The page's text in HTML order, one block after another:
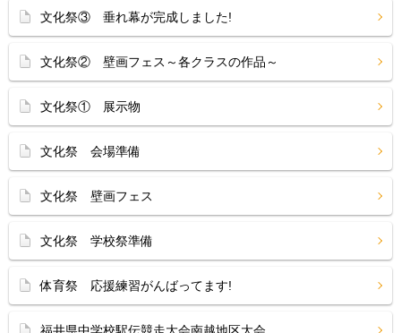
文化祭③ 垂れ幕が完成しました!
文化祭② 壁画フェス～各クラスの作品～
文化祭① 展示物
文化祭 会場準備
文化祭 壁画フェス
文化祭 学校祭準備
体育祭 応援練習がんばってます!